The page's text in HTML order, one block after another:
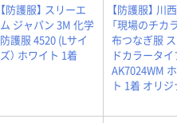
【防護服】 スリーエ
ム ジャパン 3M 化学
防護服 4520 (Lサイ
ズ） ホワイト 1着
【防護服】 川
「現場のチカ
布つなぎ服
ドカラータイ
AK7024WM
ト 1着 オリ